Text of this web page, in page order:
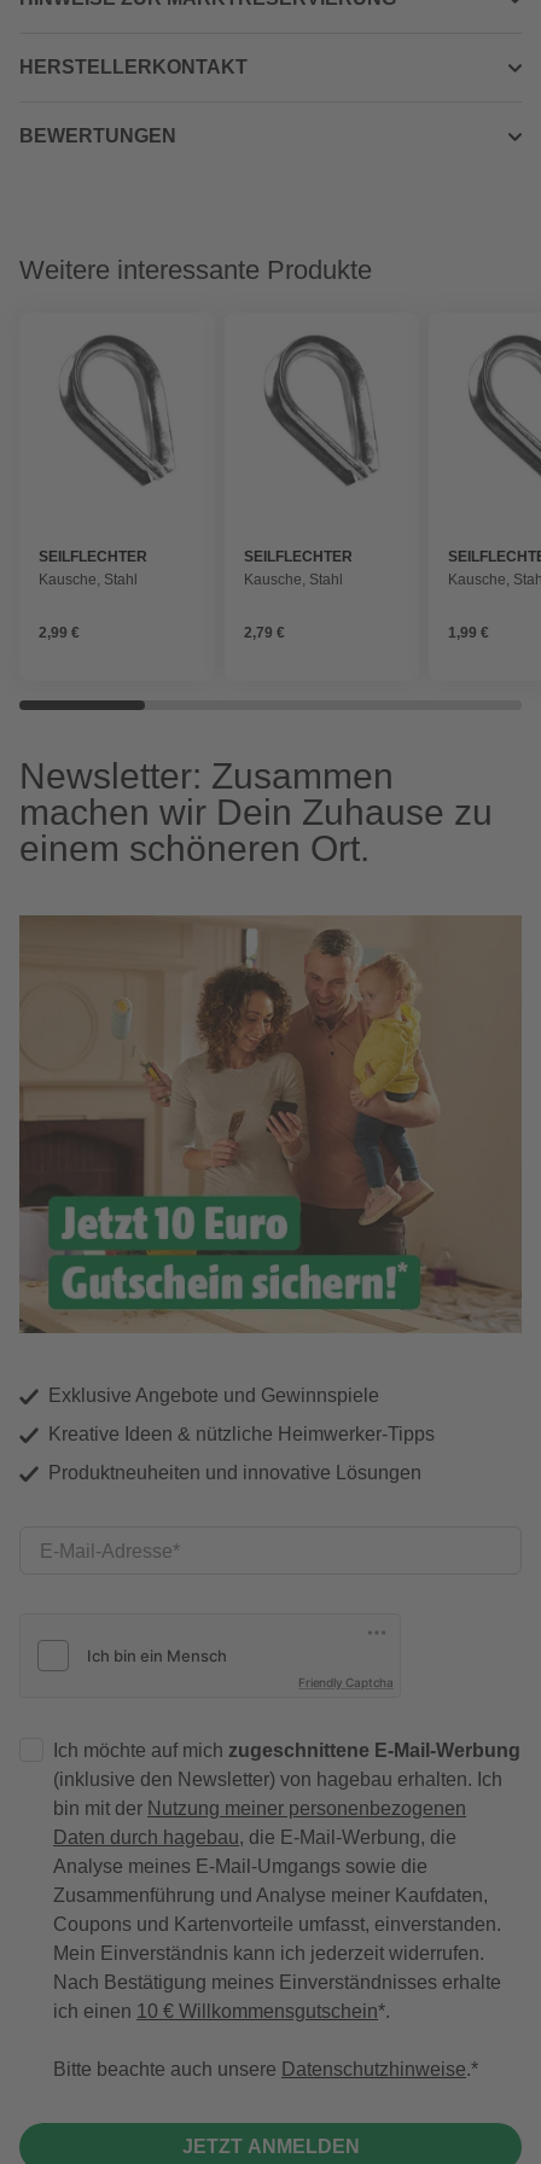
HERSTELLERKONTAKT
BEWERTUNGEN
Weitere interessante Produkte
SEILFLECHTER
Kausche, Stahl
2,99 €
SEILFLECHTER
Kausche, Stahl
2,79 €
Kausche,
1,99 €
Newsletter: Zusammen
machen wir Dein Zuhause zu
einem schöneren Ort.
Exklusive Angebote und Gewinnspiele
Kreative Ideen & nützliche Heimwerker-Tipps
Produktneuheiten und innovative Lösungen
E-Mail-Adresse
Friendly Captcha
Ich möchte auf mich zugeschnittene E-Mail-Werbung
(inklusive den Newsletter) von hagebau erhalten. Ich
bin mit der Nutzung meiner personenbezogenen
Daten durch hagebau, die E-Mail-Werbung, die
Analyse meines E-Mail-Umgangs sowie die
Zusammenführung und Analyse meiner Kaufdaten,
Coupons und Kartenvorteile umfasst, einverstanden.
Mein Einverständnis kann ich jederzeit widerrufen.
Nach Bestätigung meines Einverständnisses erhalte
ich einen 10 € Willkommensgutschein*.
Bitte beachte auch unsere Datenschutzhinweise.
JETZT ANMELDEN